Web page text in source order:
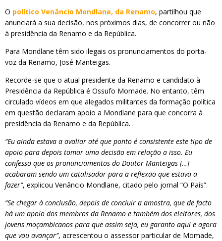
O político Venâncio Mondlane, da Renamo, partilhou que
anunciará a sua decisão, nos próximos dias, de concorrer ou não
à presidência da Renamo e da República.
Para Mondlane têm sido ilegais os pronunciamentos do porta-
voz da Renamo, José Manteigas.
Recorde-se que o atual presidente da Renamo e candidato à
Presidência da República é Ossufo Momade. No entanto, têm
circulado vídeos em que alegados militantes da formação política
em questão declaram apoio a Mondlane para que concorra à
presidência da Renamo e da República.
“Eu ainda estava a avaliar até que ponto é consistente este tipo de
apoio para depois tomar uma decisão em relação a isso. Eu
confesso que os pronunciamentos do Doutor Manteigas […]
acabaram sendo um catalisador para a reflexão que estava a
fazer”, explicou Venâncio Mondlane, citado pelo jornal “O País”.
“Se chegar à conclusão, depois de concluir a amostra, que de facto
há um apoio dos membros da Renamo e também dos eleitores, dos
jovens moçambicanos para que assim seja, eu garanto aqui e agora
que vou avançar”, acrescentou o assessor particular de Momade,